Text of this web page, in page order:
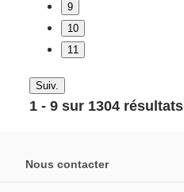
9
10
11
Suiv.
1 - 9 sur 1304 résultats
Nous contacter